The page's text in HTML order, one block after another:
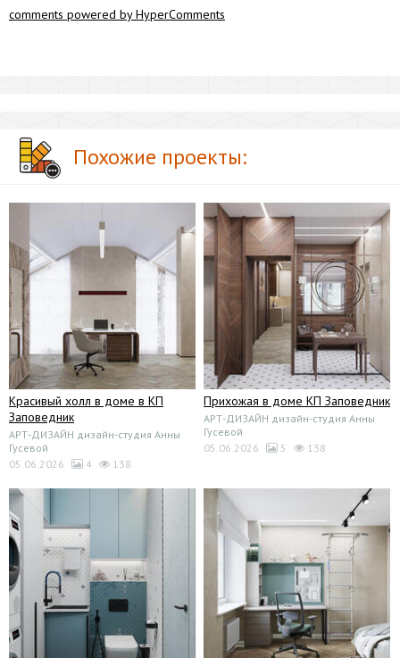
comments powered by HyperComments
Похожие проекты:
Красивый холл в доме в КП
Заповедник
АРТ-ДИЗАЙН дизайн-студия Анны
Гусевой
05.06.2026
4 138
Прихожая в доме КП Заповедник
АРТ-ДИЗАЙН дизайн-студия Анны
Гусевой
05.06.2026
5 138